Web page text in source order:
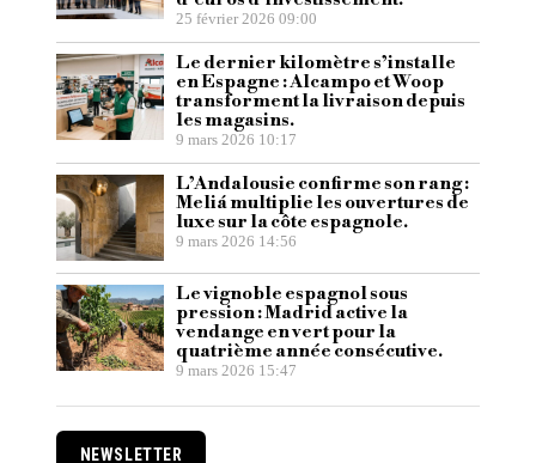
25 février 2026 09:00
Le dernier kilomètre s’installe
en Espagne : Alcampo et Woop
transforment la livraison depuis
les magasins.
9 mars 2026 10:17
L’Andalousie confirme son rang :
Meliá multiplie les ouvertures de
luxe sur la côte espagnole.
9 mars 2026 14:56
Le vignoble espagnol sous
pression : Madrid active la
vendange en vert pour la
quatrième année consécutive.
9 mars 2026 15:47
NEWSLETTER